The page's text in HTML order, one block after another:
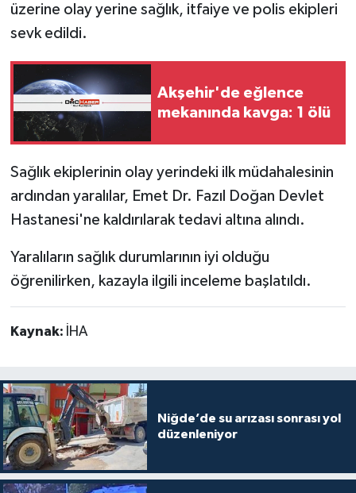
üzerine olay yerine sağlık, itfaiye ve polis ekipleri
sevk edildi.
Akşehir'de eğlence
mekanında kavga: 1 ölü
Sağlık ekiplerinin olay yerindeki ilk müdahalesinin
ardından yaralılar, Emet Dr. Fazıl Doğan Devlet
Hastanesi'ne kaldırılarak tedavi altına alındı.
Yaralıların sağlık durumlarının iyi olduğu
öğrenilirken, kazayla ilgili inceleme başlatıldı.
Kaynak: İHA
Niğde’de su arızası sonrası yol
düzenleniyor